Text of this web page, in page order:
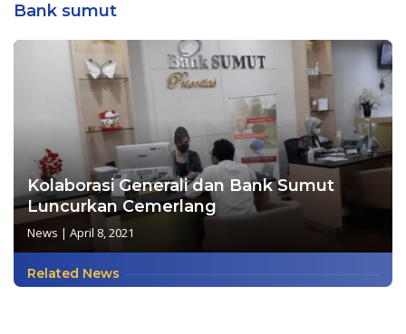
Bank sumut
Kolaborasi Generali dan Bank Sumut
Luncurkan Cemerlang
News | April 8, 2021
Related News